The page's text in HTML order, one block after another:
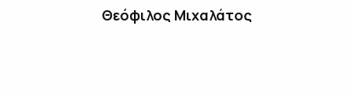
Θεόφιλος Μιχαλάτος